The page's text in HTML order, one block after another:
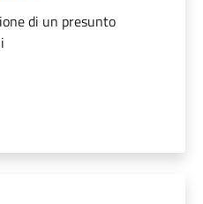
di un presunto